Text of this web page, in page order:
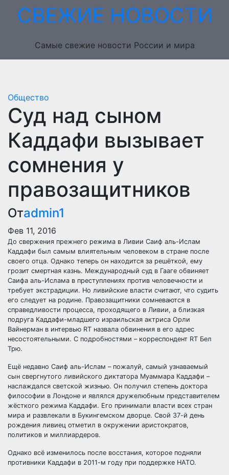
ПерейтиСВЕЖИЕ НОВОСТИ
Самые свежие новости России и мира
Общество
Суд над сыном
Каддафи вызывает
сомнения у
правозащитников
Отadmin1
Фев 11, 2016
До свержения прежнего режима в Ливии Саиф аль-Ислам
Каддафи был самым влиятельным человеком в стране после
своего отца. Однако теперь он находится за решёткой, ему
грозит смертная казнь. Международный суд в Гааге обвиняет
Саифа аль-Ислама в преступлениях против человечности и
требует экстрадиции. Но ливийские власти считают, что судить
его следует на родине. Правозащитники сомневаются в
справедливости процесса, проходящего в Ливии, а близкая
подруга Каддафи-младшего израильская актриса Орли
Вайнерман в интервью RT назвала обвинения в его адрес
несостоятельными. С подробностями – корреспондент RT Бел
Трю.
Ещё недавно Саиф аль-Ислам – пожалуй, самый узнаваемый
сын свергнутого ливийского диктатора Муаммара Каддафи –
наслаждался светской жизнью. Он получил степень доктора
философии в Лондоне и являлся дружелюбным представителем
жёсткого режима Каддафи. Его принимали власти всех стран
мира и развлекали в Букингемском дворце. Свой 37-й день
рождения ливиец отметил в окружении аристократов,
политиков и миллиардеров.
Однако всё изменилось после восстания, которое подняли
противники Каддафи в 2011-м году при поддержке НАТО.